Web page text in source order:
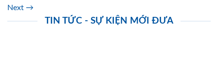
Next →
TIN TỨC - SỰ KIỆN MỚI ĐƯA